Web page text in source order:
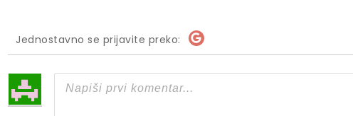
Jednostavno se prijavite preko: